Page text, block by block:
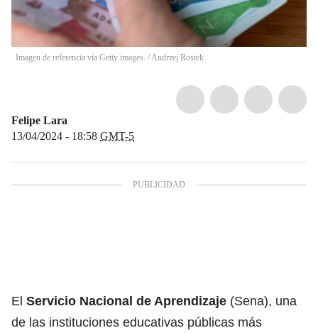
Imagen de referencia vía Getty images. /Andrzej Rostek
Felipe Lara
13/04/2024 - 18:58 GMT-5
El Servicio Nacional de Aprendizaje (Sena), una
de las instituciones educativas públicas más